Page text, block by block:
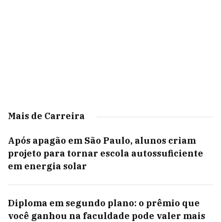
Mais de Carreira
Após apagão em São Paulo, alunos criam
projeto para tornar escola autossuficiente
em energia solar
Diploma em segundo plano: o prêmio que
você ganhou na faculdade pode valer mais